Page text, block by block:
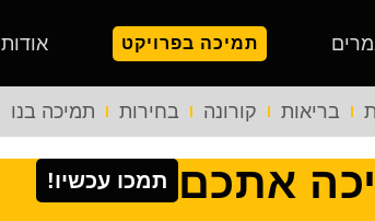
תמיכה בפרויקט אודות
בריאות קורונה בחירות תמיכה בנו
אתכם תמכו עכשיו!